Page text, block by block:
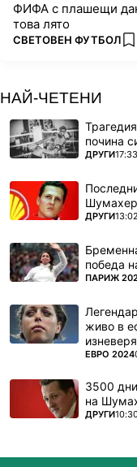
ФИФА с плашещи
това лято
ПОВЕЧЕ ОТ
СВЕТОВЕН ФУТБОЛ
НАЙ-ЧЕТЕНИ
почина
ПОВЕЧЕ ОТ
ДРУГИ
Шумахер
ПОВЕЧЕ ОТ
ДРУГИ
победа
ПОВЕЧЕ ОТ
ПАРИЖ
живо в
ПОВЕЧЕ ОТ
ЕВРО 2024
3500
на
ПОВЕЧЕ ОТ
ДРУГИ